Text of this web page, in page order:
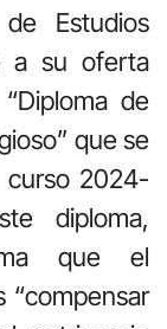
Estudios
a su oferta
de
que se
curso 2024-
diploma,
que el
“compensar